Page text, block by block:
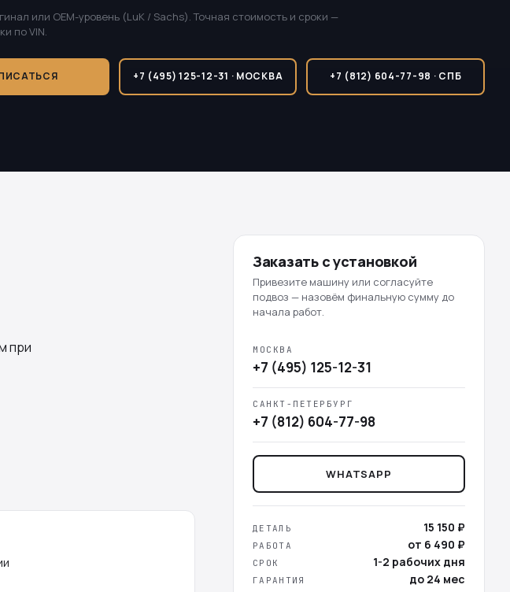
или OEM-уровень (LuK / Sachs). Точная стоимость и сроки —
по VIN.
+7 (495) 125-12-31 · МОСКВА +7 (812) 604-77-98 · СПБ
при
Заказать с установкой
Привезите машину или согласуйте
подвоз — назовём финальную сумму до
начала работ.
МОСКВА
+7 (495) 125-12-31
САНКТ-ПЕТЕРБУРГ
+7 (812) 604-77-98
WHATSAPP
ДЕТАЛЬ 15 150 ₽
РАБОТА от 6 490 ₽
СРОК 1-2 рабочих дня
ГАРАНТИЯ до 24 мес